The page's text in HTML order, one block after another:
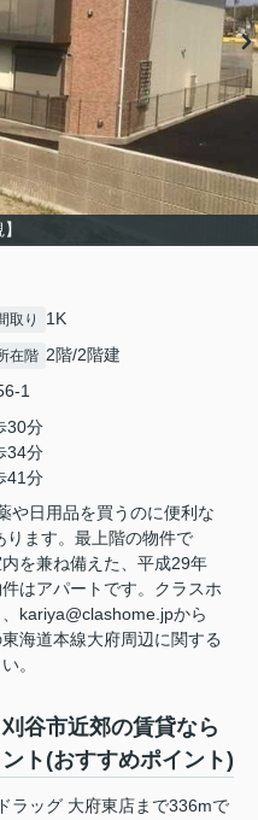
取り 1K
在階 2階/2階建
1
30分
34分
41分
や日用品を買うのに便利な
ります。最上階の物件で
を兼ね備えた、平成29年
はアパートです。クラスホ
kariya@clashome.jpから
海道本線大府周辺に関する
。
市近郊の賃貸なら
ト(おすすめポイント)
ラッグ 大府東店まで336mで